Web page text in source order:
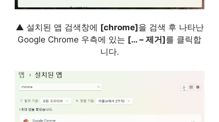
▲ 설치된 앱 검색창에 [chrome]을 검색 후 나타난
Google Chrome 우측에 있는 [… – 제거]를 클릭합
니다.